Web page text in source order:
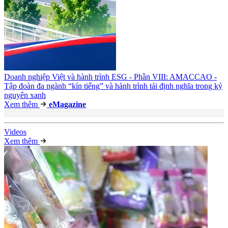
Doanh nghiệp Việt và hành trình ESG - Phần VIII: AMACCAO -
Tập đoàn đa ngành “kín tiếng” và hành trình tái định nghĩa trong kỷ
nguyên xanh
Xem thêm
eMagazine
Videos
Xem thêm